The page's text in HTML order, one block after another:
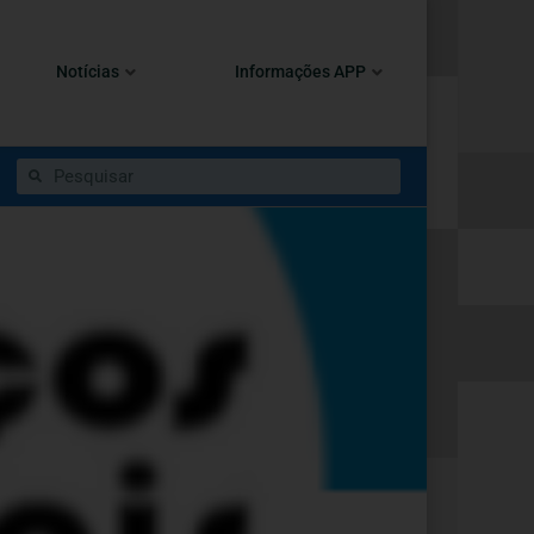
Notícias Informações APP